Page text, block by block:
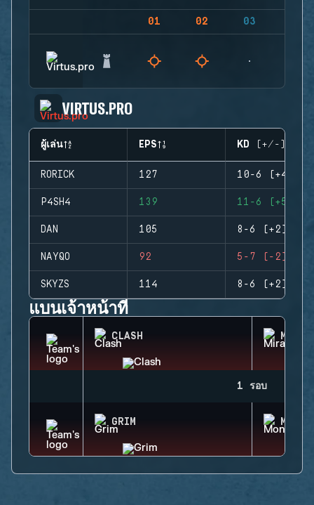
01 02 03
VIRTUS.PRO
ผู้เล่น EPS KD (+/-)
RORICK 127 10-6 (+4)
P4SH4 139 11-6 (+5)
DAN 105 8-6 (+2)
NAYQO 92 5-7 (-2)
SKYZS 114 8-6 (+2)
แบนเจ้าหน้าที่
CLASH MIRA
1 รอบ
GRIM